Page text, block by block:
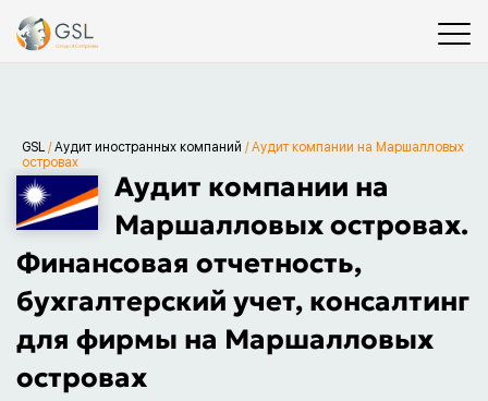
GSL /Аудит иностранных компаний /Аудит компании на Маршалловых
островах
Аудит компании на
Маршалловых островах.
Финансовая отчетность,
бухгалтерский учет, консалтинг
для фирмы на Маршалловых
островах